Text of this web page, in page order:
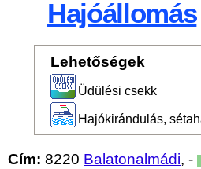
Hajóállomás
Lehetőségek
Üdülési csekk
Hajókirándulás,
Cím: 8220 Balatonalmádi, -